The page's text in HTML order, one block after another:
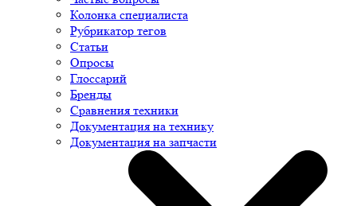
Колонка специалиста
Рубрикатор тегов
Статьи
Опросы
Глоссарий
Бренды
Сравнения техники
Документация на технику
Документация на запчасти